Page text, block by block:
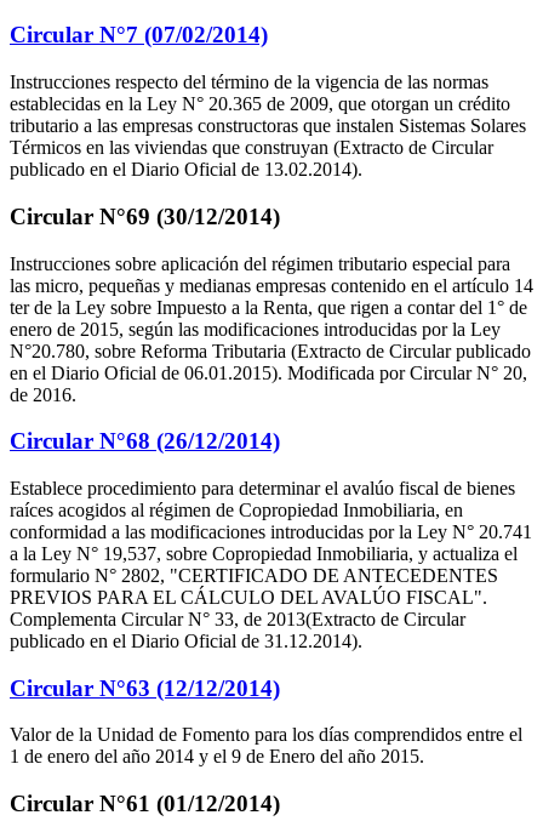
Circular N°7 (07/02/2014)
Instrucciones respecto del término de la vigencia de las normas
establecidas en la Ley N° 20.365 de 2009, que otorgan un crédito
tributario a las empresas constructoras que instalen Sistemas Solares
Térmicos en las viviendas que construyan (Extracto de Circular
publicado en el Diario Oficial de 13.02.2014).
Circular N°69 (30/12/2014)
Instrucciones sobre aplicación del régimen tributario especial para
las micro, pequeñas y medianas empresas contenido en el artículo 14
ter de la Ley sobre Impuesto a la Renta, que rigen a contar del 1° de
enero de 2015, según las modificaciones introducidas por la Ley
N°20.780, sobre Reforma Tributaria (Extracto de Circular publicado
en el Diario Oficial de 06.01.2015). Modificada por Circular N° 20,
de 2016.
Circular N°68 (26/12/2014)
Establece procedimiento para determinar el avalúo fiscal de bienes
raíces acogidos al régimen de Copropiedad Inmobiliaria, en
conformidad a las modificaciones introducidas por la Ley N° 20.741
a la Ley N° 19,537, sobre Copropiedad Inmobiliaria, y actualiza el
formulario N° 2802, "CERTIFICADO DE ANTECEDENTES
PREVIOS PARA EL CÁLCULO DEL AVALÚO FISCAL".
Complementa Circular N° 33, de 2013(Extracto de Circular
publicado en el Diario Oficial de 31.12.2014).
Circular N°63 (12/12/2014)
Valor de la Unidad de Fomento para los días comprendidos entre el
1 de enero del año 2014 y el 9 de Enero del año 2015.
Circular N°61 (01/12/2014)